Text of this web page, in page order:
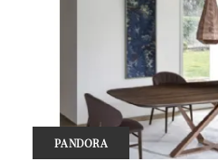
PANDORA